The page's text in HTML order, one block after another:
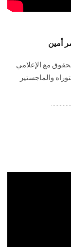
الدراسات العليا
الموظفون
أمين
مع الإعلامي
والماجستير